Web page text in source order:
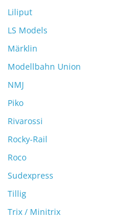
Liliput
LS Models
Märklin
Modellbahn Union
NMJ
Piko
Rivarossi
Rocky-Rail
Roco
Sudexpress
Tillig
Trix / Minitrix